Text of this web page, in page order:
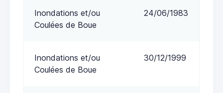
Inondations et/ou
Coulées de Boue
24/06/1983
Inondations et/ou
Coulées de Boue
30/12/1999